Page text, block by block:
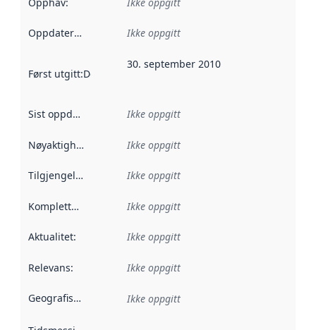
Oppdateringsfrekvens :
Ikke oppgitt
Først utgitt:Denne datoen sier når dataene i dette
30. september 2010
Sist oppdatert Ikke oppgitt
Nøyaktighet Ikke oppgitt
Tilgjengelighet Ikke oppgitt
Kompletthet Ikke oppgitt
Aktualitet: Ikke oppgitt
Relevans: Ikke oppgitt
Geografisk avgrensning :
Ikke oppgitt